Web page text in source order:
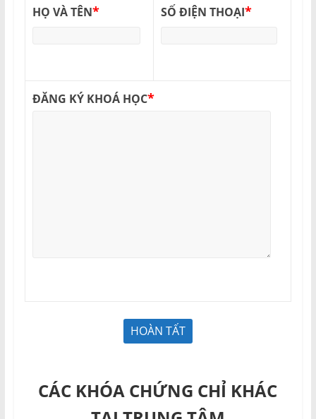
HỌ VÀ TÊN* SỐ ĐIỆN THOẠI*
ĐĂNG KÝ KHOÁ HỌC*
CÁC KHÓA CHỨNG CHỈ KHÁC